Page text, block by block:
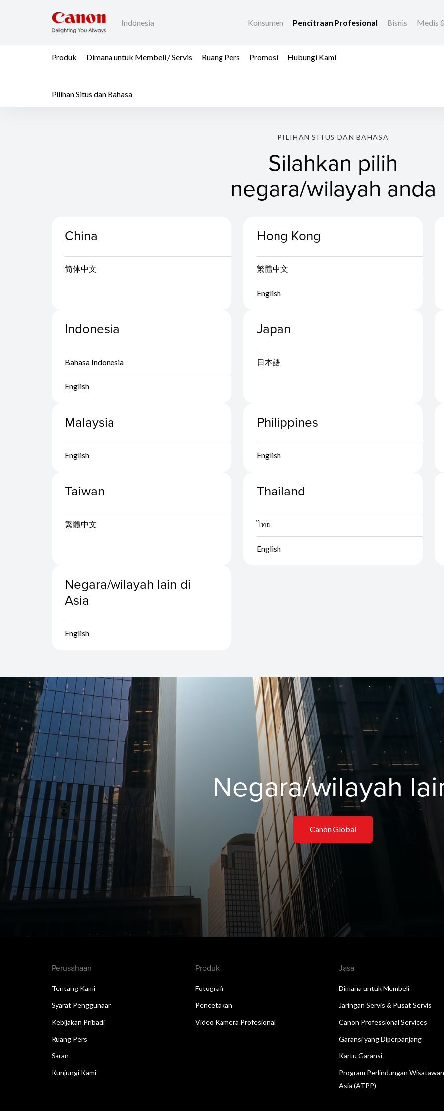
Indonesia Konsumen Pencitraan Profesional Bisnis Medis
Produk Dimana untuk Membeli / Servis Ruang Pers Promosi Hubungi Kami
Pilihan Situs dan Bahasa
PILIHAN SITUS DAN BAHASA
Silahkan pilih
negara/wilayah anda
China
简体中文
Hong Kong
繁體中文
English
Indonesia
Bahasa Indonesia
English
Japan
日本語
Malaysia
English
Philippines
English
Taiwan
繁體中文
Thailand
ไทย
English
Negara/wilayah lain di
Asia
English
Negara/wilayah
Canon Global
Perusahaan
Tentang Kami
Syarat Penggunaan
Kebijakan Pribadi
Ruang Pers
Saran
Kunjungi Kami
Produk
Fotografi
Pencetakan
Video Kamera Profesional
Jasa
Dimana untuk Membeli
Jaringan Servis & Pusat Servis
Canon Professional Services
Garansi yang Diperpanjang
Kartu Garansi
Program Perlindungan
Asia (ATPP)